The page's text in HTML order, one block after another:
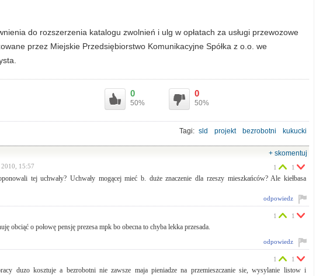
do rozszerzenia katalogu zwolnień i ulg w opłatach za usługi przewozowe
przez Miejskie Przedsiębiorstwo Komunikacyjne Spółka z o.o. we
0
50%
0
50%
Tagi: sld projekt bezrobotni kukucki
+ skomentuj
2010, 15:57
tej uchwały? Uchwały mogącej mieć b. duże znaczenie dla rzeszy mieszkańców? Ale kiełbasa
1 1
odpowiedz
obciąć o połowę pensję prezesa mpk bo obecna to chyba lekka przesada.
1 1
odpowiedz
duzo kosztuje a bezrobotni nie zawsze maja pieniadze na przemieszczanie sie, wysylanie listow i
1 1